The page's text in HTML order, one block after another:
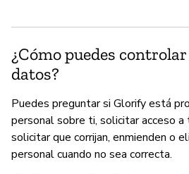
¿Cómo puedes
datos?
Puedes preguntar si Glorify está
personal sobre ti, solicitar acceso
solicitar que corrijan, enmienden o
personal cuando no sea correcta.